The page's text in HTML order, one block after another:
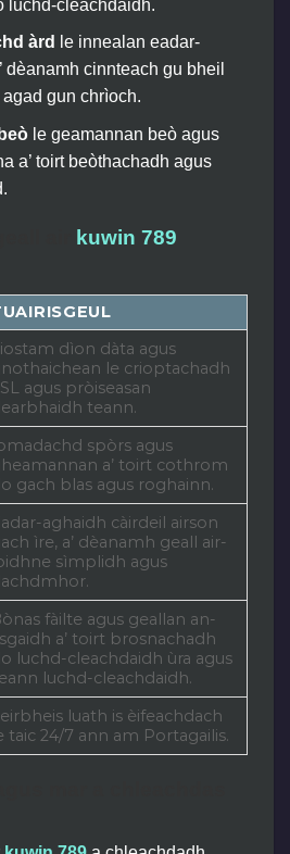
luchd-cleachdaidh.
àrd
le innealan eadar-
dèanamh cinnteach gu bheil
gun chrìoch.
le geamannan beò agus
a’ toirt beòthachadh agus
kuwin 789
dìon dàta agus
le crioptachadh
agus pròiseasan
teann.
spòrs agus
a’ toirt cothrom
gach blas agus roghainn.
aghaidh càirdeil airson
ìre, a’ dèanamh geall air-
sìmplidh agus
fàilte agus geallan an-
a’ toirt brosnachadh
luchd-cleachdaidh ùra agus
luchd-cleachdaidh.
luath is èifeachdach
taic 24/7 ann am Portagailis.